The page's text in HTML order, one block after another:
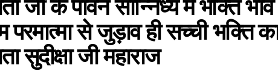
जी के पावन सान्निध्य में भक्ति भाव
परमात्मा से जुड़ाव ही सच्ची भक्ति
सुदीक्षा जी महाराज